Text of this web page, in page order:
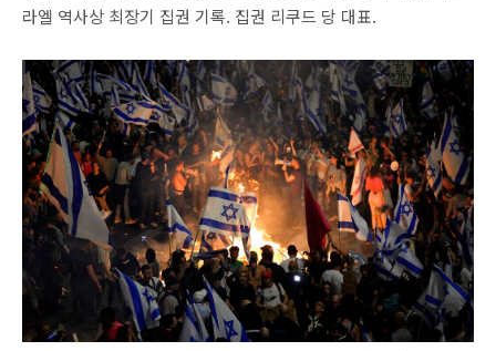
라엘 역사상 최장기 집권 기록. 집권 리쿠드 당 대표.